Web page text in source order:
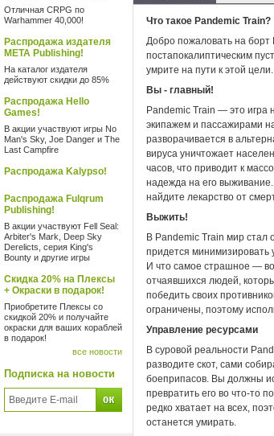
Отличная CRPG по
Warhammer 40,000!
Распродажа издателя
META Publishing!
На каталог издателя
действуют скидки до 85%
Распродажа Hello
Games!
В акции участвуют игры No
Man's Sky, Joe Danger и The
Last Campfire
Распродажа Kalypso!
Распродажа Fulqrum
Publishing!
В акции участвуют Fell Seal:
Arbiter's Mark, Deep Sky
Derelicts, серия King's
Bounty и другие игры
Скидка 20% на Плексы
+ Окраски в подарок!
Приобретите Плексы со
скидкой 20% и получайте
окраски для ваших кораблей
в подарок!
все новости
Подписка на новости
Что такое Pandemic Train?
Добро пожаловать на борт
постапокалиптическим
умрите на пути к этой
Вы - главный!
Pandemic Train — это игра
экипажем и пассажирами
разворачивается в
вируса уничтожает
часов, что приводит к
надежда на его
найдите лекарство от
Выжить!
В Pandemic Train мир стал
придется минимизировать
И что самое страшное —
отчаявшихся людей,
победить своих
ограничены, поэтому
Управление ресурсами
В суровой реальности
разводите скот, сами
боеприпасов. Вы должны
превратить его во что-то
редко хватает на всех,
останется умирать.